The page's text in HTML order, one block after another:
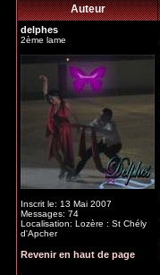
Auteur
delphes
2ème lame
Inscrit le: 13 Mai 2007
Messages: 74
Localisation: Lozère : St Chély
d'Apcher
Revenir en haut de page